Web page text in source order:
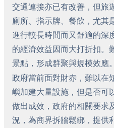
交通連接亦已有改善，但旅
廁所、指示牌、餐飲，尤其
進行較長時間而又舒適的深
的經濟效益因而大打折扣。
景點，形成群聚與規模效應。
政府當前面對財赤，難以在
嶼加建大量設施，但是否可
做出成效，政府的相關要求
況，為商界拆牆鬆綁，提供